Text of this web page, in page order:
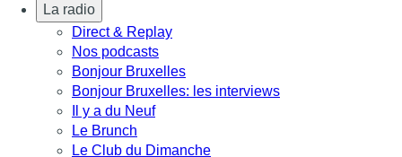
La radio
Direct & Replay
Nos podcasts
Bonjour Bruxelles
Bonjour Bruxelles: les interviews
Il y a du Neuf
Le Brunch
Le Club du Dimanche